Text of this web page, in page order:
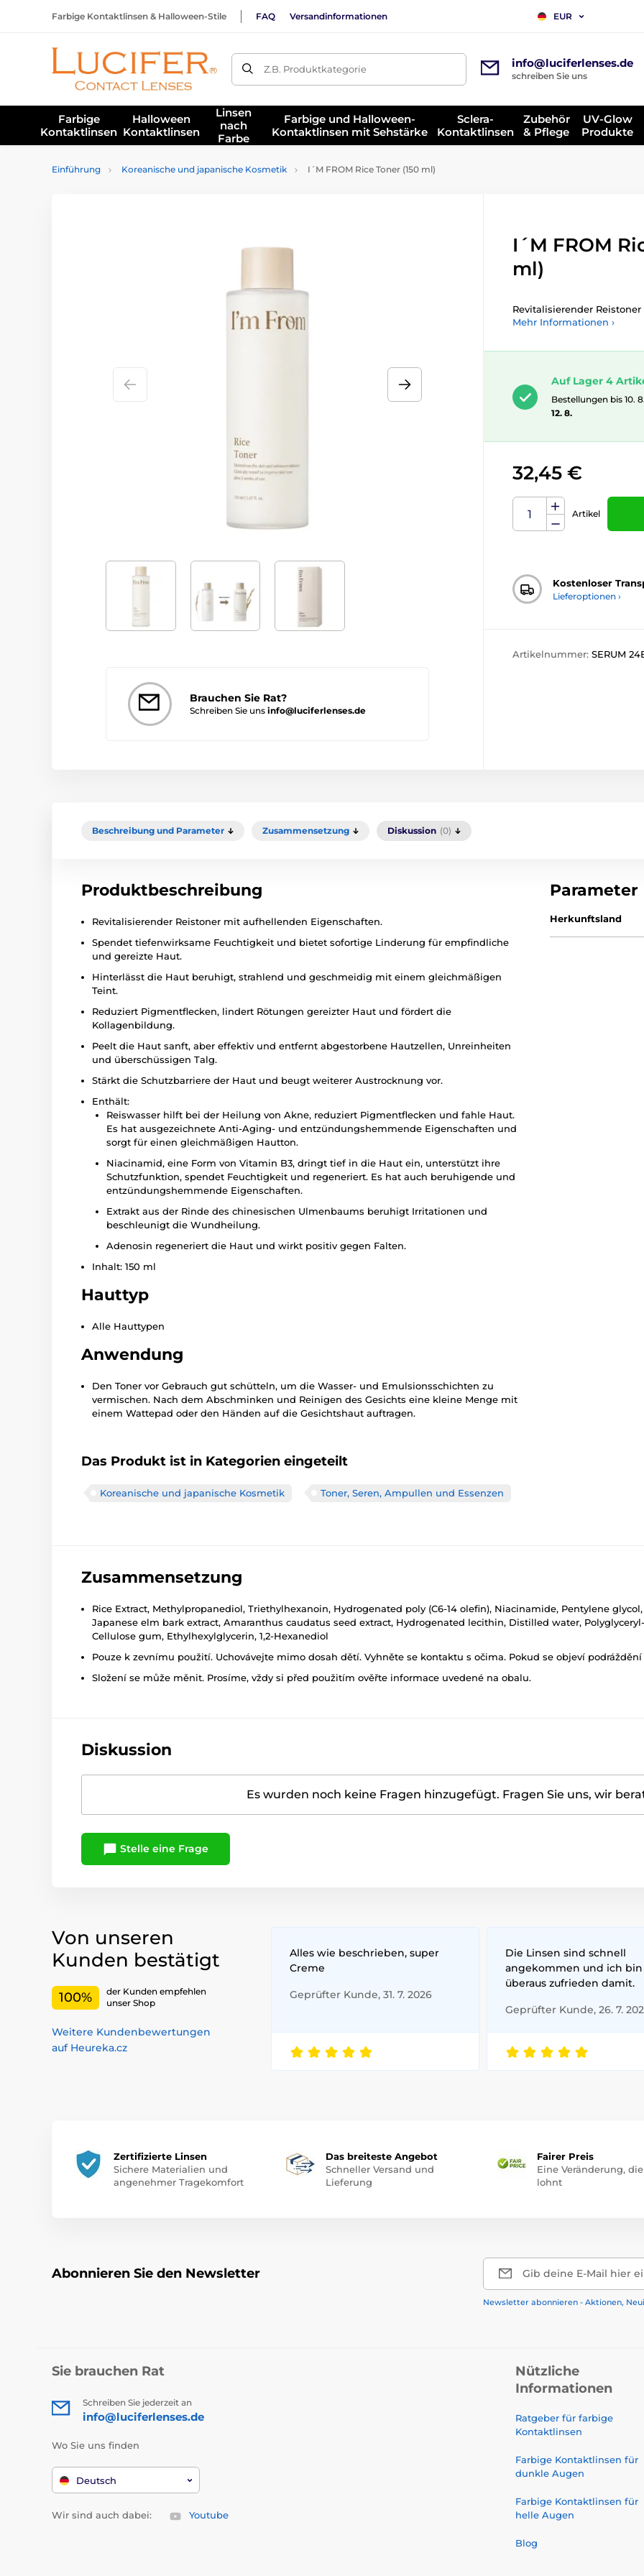
Farbige Kontaktlinsen & Halloween-Stile FAQ Versandinformationen EUR
Z.B. Produktkategorie info@luciferlenses.de
schreiben Sie uns
Farbige
Kontaktlinsen
Halloween
Kontaktlinsen
Linsen
nach
Farbe
Farbige und Halloween-
Kontaktlinsen mit Sehstärke
Sclera-
Kontaktlinsen
Zubehör
& Pflege
UV-Glow
Produkte
Einführung Koreanische und japanische Kosmetik I´M FROM Rice Toner (150 ml)
Brauchen Sie Rat?
Schreiben Sie uns info@luciferlenses.de
I´M FROM
ml)
Revitalisierender
Mehr Informationen ›
Auf Lager 4
Bestellungen bis 10.
12. 8.
32,45 €
Artikel
Kostenloser
Lieferoptionen ›
Artikelnummer: SERUM
Beschreibung und Parameter Zusammensetzung Diskussion (0)
Produktbeschreibung
Revitalisierender Reistoner mit aufhellenden Eigenschaften.
Spendet tiefenwirksame Feuchtigkeit und bietet sofortige Linderung für empfindliche
und gereizte Haut.
Hinterlässt die Haut beruhigt, strahlend und geschmeidig mit einem gleichmäßigen
Teint.
Reduziert Pigmentflecken, lindert Rötungen gereizter Haut und fördert die
Kollagenbildung.
Peelt die Haut sanft, aber effektiv und entfernt abgestorbene Hautzellen, Unreinheiten
und überschüssigen Talg.
Stärkt die Schutzbarriere der Haut und beugt weiterer Austrocknung vor.
Enthält:
Reiswasser hilft bei der Heilung von Akne, reduziert Pigmentflecken und fahle Haut.
Es hat ausgezeichnete Anti-Aging- und entzündungshemmende Eigenschaften und
sorgt für einen gleichmäßigen Hautton.
Niacinamid, eine Form von Vitamin B3, dringt tief in die Haut ein, unterstützt ihre
Schutzfunktion, spendet Feuchtigkeit und regeneriert. Es hat auch beruhigende und
entzündungshemmende Eigenschaften.
Extrakt aus der Rinde des chinesischen Ulmenbaums beruhigt Irritationen und
beschleunigt die Wundheilung.
Adenosin regeneriert die Haut und wirkt positiv gegen Falten.
Inhalt: 150 ml
Hauttyp
Alle Hauttypen
Anwendung
Den Toner vor Gebrauch gut schütteln, um die Wasser- und Emulsionsschichten zu
vermischen. Nach dem Abschminken und Reinigen des Gesichts eine kleine Menge mit
einem Wattepad oder den Händen auf die Gesichtshaut auftragen.
Das Produkt ist in Kategorien eingeteilt
Koreanische und japanische Kosmetik Toner, Seren, Ampullen und Essenzen
Parameter
Herkunftsland
Zusammensetzung
Rice Extract, Methylpropanediol, Triethylhexanoin, Hydrogenated poly (C6-14 olefin), Niacinamide, Pentylene
Japanese elm bark extract, Amaranthus caudatus seed extract, Hydrogenated lecithin, Distilled water,
Cellulose gum, Ethylhexylglycerin, 1,2-Hexanediol
Pouze k zevnímu použití. Uchovávejte mimo dosah dětí. Vyhněte se kontaktu s očima. Pokud se objeví
Složení se může měnit. Prosíme, vždy si před použitím ověřte informace uvedené na obalu.
Diskussion
Es wurden noch keine Fragen hinzugefügt. Fragen Sie uns, wir
Stelle eine Frage
Von unseren
Kunden bestätigt
100%
der Kunden empfehlen
unser Shop
Weitere Kundenbewertungen
auf Heureka.cz
Alles wie beschrieben, super
Creme
Geprüfter Kunde, 31. 7. 2026
Die Linsen sind schnell
angekommen und ich bin
überaus zufrieden damit.
Geprüfter Kunde, 26. 7.
Zertifizierte Linsen
Sichere Materialien und
angenehmer Tragekomfort
Das breiteste Angebot
Schneller Versand und
Lieferung
Fairer Preis
Eine Veränderung,
lohnt
Abonnieren Sie den Newsletter Gib deine E-Mail hier
Newsletter abonnieren - Aktionen,
Sie brauchen Rat
Schreiben Sie jederzeit an
info@luciferlenses.de
Wo Sie uns finden
Deutsch
Wir sind auch dabei: Youtube
Nützliche
Informationen
Ratgeber für farbige
Kontaktlinsen
Farbige Kontaktlinsen für
dunkle Augen
Farbige Kontaktlinsen für
helle Augen
Blog